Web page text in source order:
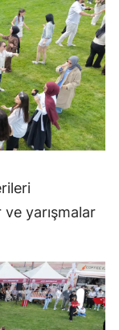
Sakarya
Samsun
Siirt
Sinop
Tekirdağ
Tokat
Tunceli
Şanlıurfa
yarışmalar